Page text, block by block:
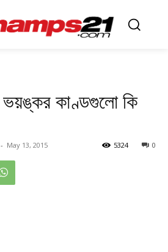
কাণ্ডগুলো কি
- May 13, 2015 0
5324